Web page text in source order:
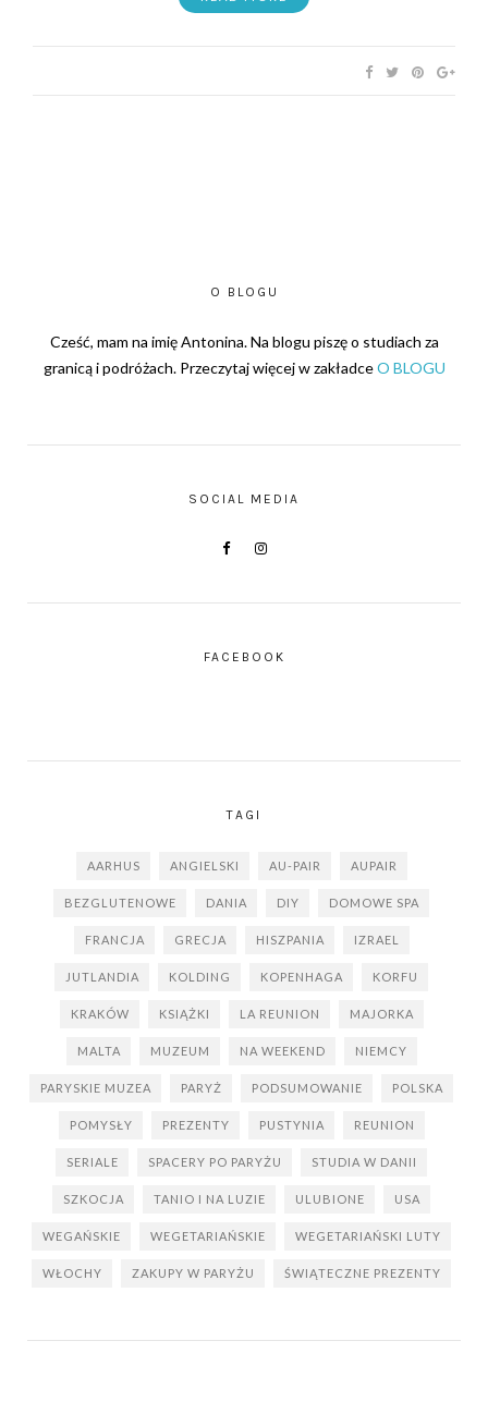
O BLOGU
Cześć, mam na imię Antonina. Na blogu piszę o studiach za
granicą i podróżach. Przeczytaj więcej w zakładceO BLOGU
SOCIAL MEDIA
FACEBOOK
TAGI
AARHUS ANGIELSKI AU-PAIR AUPAIR
BEZGLUTENOWE DANIA DIY DOMOWE SPA
FRANCJA GRECJA HISZPANIA IZRAEL
JUTLANDIA KOLDING KOPENHAGA KORFU
KRAKÓW KSIĄŻKI LA REUNION MAJORKA
MALTA MUZEUM NA WEEKEND NIEMCY
PARYSKIE MUZEA PARYŻ PODSUMOWANIE POLSKA
POMYSŁY PREZENTY PUSTYNIA REUNION
SERIALE SPACERY PO PARYŻU STUDIA W DANII
SZKOCJA TANIO I NA LUZIE ULUBIONE USA
WEGAŃSKIE WEGETARIAŃSKIE WEGETARIAŃSKI LUTY
WŁOCHY ZAKUPY W PARYŻU ŚWIĄTECZNE PREZENTY